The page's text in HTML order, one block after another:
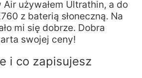
używałem Ultrathin, a do
z baterią słoneczną. Na
mi się dobrze. Dobra
swojej ceny!
i co zapisujesz